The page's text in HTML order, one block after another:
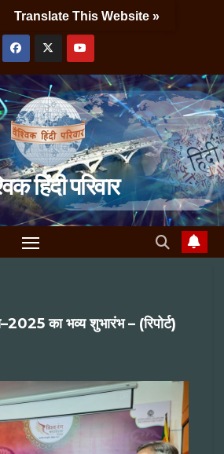
8th, 2026 2:37:00 PM
हिंदी परिवार
का भव्य शुभारंभ – (रिपोर्ट)
Translate This Website »